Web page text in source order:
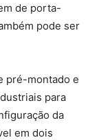
de porta-
pode ser
pré-montado e
para
da
em dois